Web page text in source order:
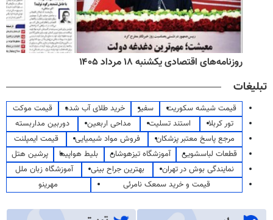
روزنامه‌های اقتصادی یکشنبه ۱۸ مرداد ۱۴۰۵
تبلیغات
قیمت شیشه سکوریت سفیر خرید طلای آب شده
قیمت موکت
تور کربلا
استند تسلیت مداحی اربعین
دوربین مداربسته
مرجع پاسخ معتبر پزشکان
فروش مواد شیمیایی
قیمت ایمپلنت
قطعات لباسشویی
آموزشگاه تیزهوشان بلیط هواپیما
پرشین هتل
نمایندگی بوش در تهران
بهترین جراح بینی
آموزشگاه زبان ملل
قیمت و خرید سمعک نامرئی
مهرینو